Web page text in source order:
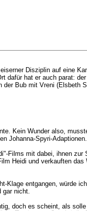
Disziplin auf eine
dafür hat er auch parat:
Bub mit Vreni (Elsbeth
Kein Wunder also,
Johanna-Spyri-Adaptionen.
Films mit dabei, ihnen
Heidi und verkauften
Klage entgangen, würde
gar nicht.
doch es scheint, als